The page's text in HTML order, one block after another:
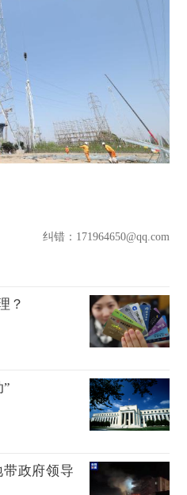
纠错：171964650@qq.com
？
政府领导